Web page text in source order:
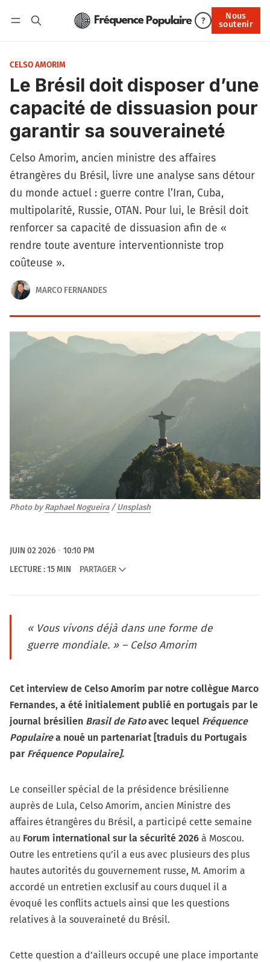
?
Nous
soutenir
Nous soutenir
CELSO AMORIM
Le Brésil doit disposer d’une
capacité de dissuasion pour
garantir sa souveraineté
Celso Amorim, ancien ministre des affaires
étrangères du Brésil, livre une analyse sans détour
du monde actuel : guerre contre l’Iran, Cuba,
multipolarité, Russie, OTAN. Pour lui, le Brésil doit
renforcer sa capacité de dissuasion afin de «
rendre toute aventure interventionniste trop
coûteuse ».
MARCO FERNANDES
Photo by Raphael Nogueira / Unsplash
JUIN 02 2026
10:10 PM
LECTURE : 15 MIN
PARTAGER
« Vous vivons déjà dans une forme de
guerre mondiale. » – Celso Amorim
Cet interview de Celso Amorim par notre collègue Marco
Fernandes, a été initialement publié en portugais par le
journal brésilien Brasil de Fatoavec lequel Fréquence
Populairea noué un partenariat [traduis du Portugais
parFréquence Populaire].
Le conseiller spécial de la présidence brésilienne
auprès de Lula, Celso Amorim, ancien Ministre des
affaires étrangères du Brésil, a participé cette semaine
au Forum international sur la sécurité 2026 à Moscou.
Outre les entretiens qu’il a eus avec plusieurs des plus
hautes autorités du gouvernement russe, M. Amorim a
accordé un entretien exclusif au cours duquel il a
évoqué les conflits actuels ainsi que les questions
relatives à la souveraineté du Brésil.
Cette question a d’ailleurs occupé une place importante